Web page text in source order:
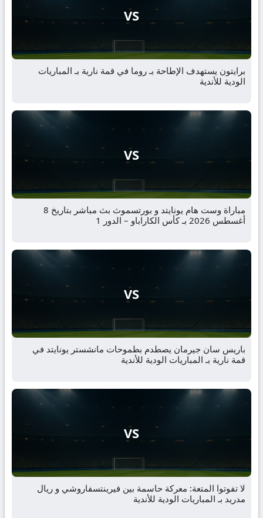
VS
برايتون يستهدف الإطاحة بـ روما في قمة نارية بـ المباريات
الودية للأندية
VS
مباراة وست هام يونايتد و بورتسموث بث مباشر بتاريخ 8
أغسطس 2026 بـ كأس الكاراباو – الدور 1
VS
باريس سان جيرمان يصطدم بطموحات مانشستر يونايتد في
قمة نارية بـ المباريات الودية للأندية
VS
لا تفوتوا المتعة: معركة حاسمة بين فيرينتسفاروشي و ريال
مدريد بـ المباريات الودية للأندية